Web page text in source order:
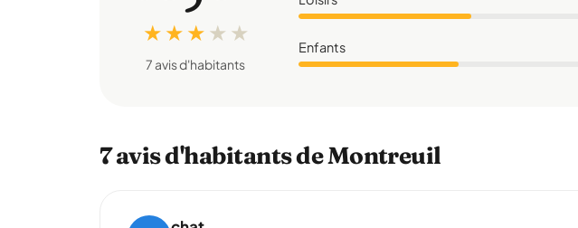
★ ★ ★ ★ ★
7 avis d'habitants
Enfants
7 avis d'habitants de Montreuil